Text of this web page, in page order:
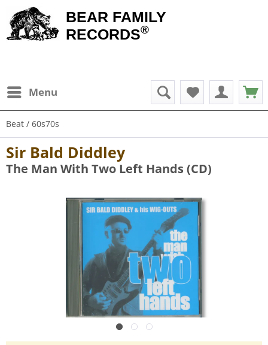
BEAR FAMILY
RECORDS®
Menu
Beat / 60s70s
Sir Bald Diddley
The Man With Two Left Hands (CD)